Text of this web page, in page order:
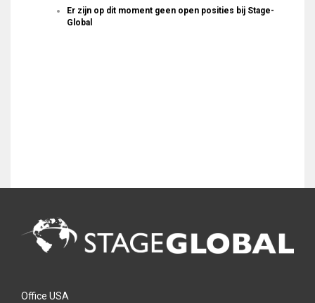
Er zijn op dit moment geen open posities bij Stage-
Global
Office USA